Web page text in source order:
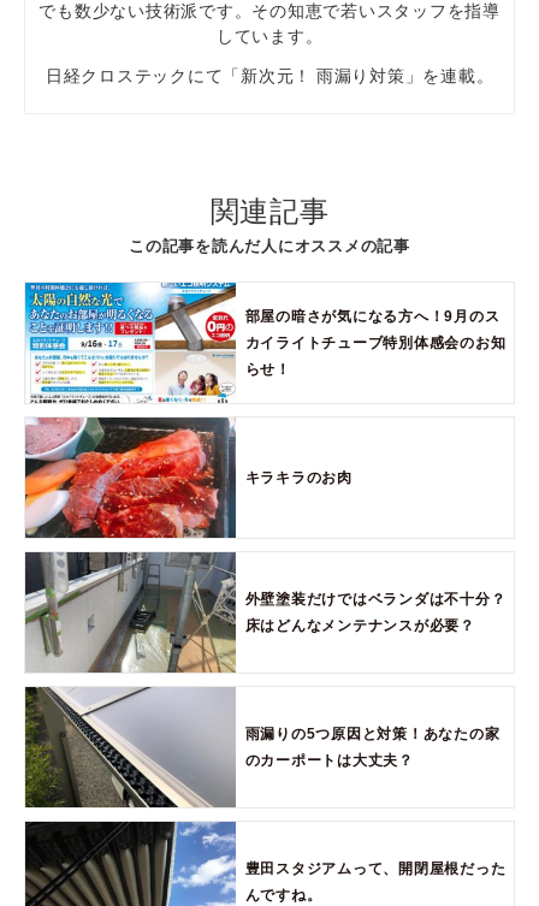
でも数少ない技術派です。その知恵で若いスタッフを指導
しています。
日経クロステックにて「新次元！ 雨漏り対策」を連載。
関連記事
この記事を読んだ人にオススメの記事
部屋の暗さが気になる方へ！9月のス
カイライトチューブ特別体感会のお知
らせ！
キラキラのお肉
外壁塗装だけではベランダは不十分？
床はどんなメンテナンスが必要？
雨漏りの5つ原因と対策！あなたの家
のカーポートは大丈夫？
豊田スタジアムって、開閉屋根だった
んですね。